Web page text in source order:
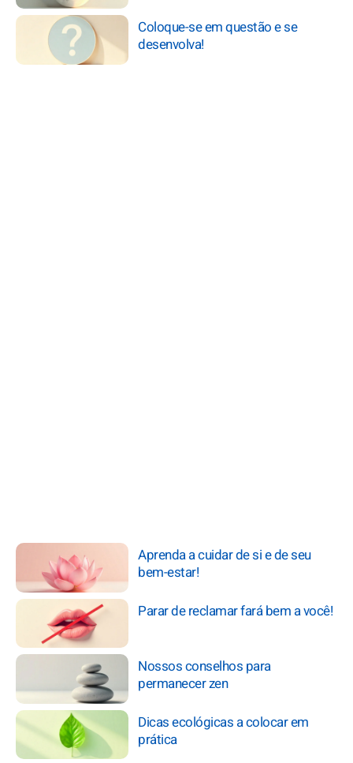
Coloque-se em questão e se
desenvolva!
Aprenda a cuidar de si e de seu
bem-estar!
Parar de reclamar fará bem a você!
Nossos conselhos para
permanecer zen
Dicas ecológicas a colocar em
prática